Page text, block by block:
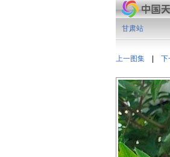
上一图集 下
甘肃站